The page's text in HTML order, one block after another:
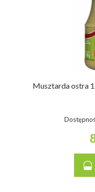
Musztarda ostra